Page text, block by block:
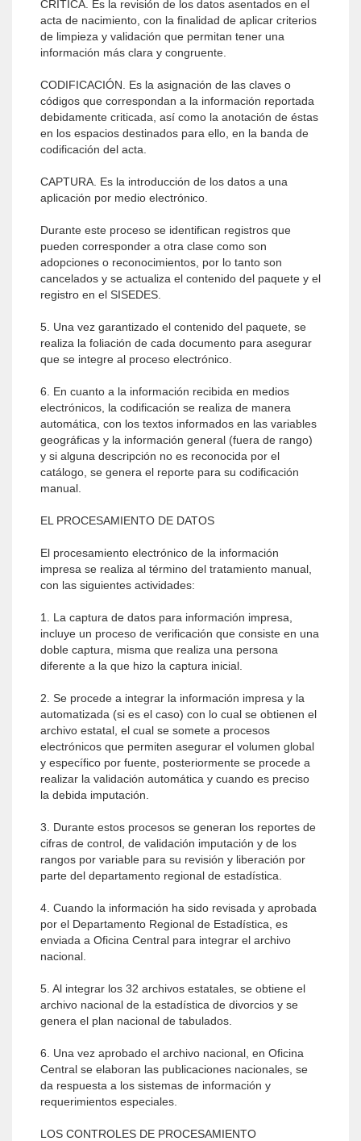
CRÍTICA. Es la revisión de los datos asentados en el
acta de nacimiento, con la finalidad de aplicar criterios
de limpieza y validación que permitan tener una
información más clara y congruente.
CODIFICACIÓN. Es la asignación de las claves o
códigos que correspondan a la información reportada
debidamente criticada, así como la anotación de éstas
en los espacios destinados para ello, en la banda de
codificación del acta.
CAPTURA. Es la introducción de los datos a una
aplicación por medio electrónico.
Durante este proceso se identifican registros que
pueden corresponder a otra clase como son
adopciones o reconocimientos, por lo tanto son
cancelados y se actualiza el contenido del paquete y el
registro en el SISEDES.
5. Una vez garantizado el contenido del paquete, se
realiza la foliación de cada documento para asegurar
que se integre al proceso electrónico.
6. En cuanto a la información recibida en medios
electrónicos, la codificación se realiza de manera
automática, con los textos informados en las variables
geográficas y la información general (fuera de rango)
y si alguna descripción no es reconocida por el
catálogo, se genera el reporte para su codificación
manual.
EL PROCESAMIENTO DE DATOS
El procesamiento electrónico de la información
impresa se realiza al término del tratamiento manual,
con las siguientes actividades:
1. La captura de datos para información impresa,
incluye un proceso de verificación que consiste en una
doble captura, misma que realiza una persona
diferente a la que hizo la captura inicial.
2. Se procede a integrar la información impresa y la
automatizada (si es el caso) con lo cual se obtienen el
archivo estatal, el cual se somete a procesos
electrónicos que permiten asegurar el volumen global
y específico por fuente, posteriormente se procede a
realizar la validación automática y cuando es preciso
la debida imputación.
3. Durante estos procesos se generan los reportes de
cifras de control, de validación imputación y de los
rangos por variable para su revisión y liberación por
parte del departamento regional de estadística.
4. Cuando la información ha sido revisada y aprobada
por el Departamento Regional de Estadística, es
enviada a Oficina Central para integrar el archivo
nacional.
5. Al integrar los 32 archivos estatales, se obtiene el
archivo nacional de la estadística de divorcios y se
genera el plan nacional de tabulados.
6. Una vez aprobado el archivo nacional, en Oficina
Central se elaboran las publicaciones nacionales, se
da respuesta a los sistemas de información y
requerimientos especiales.
LOS CONTROLES DE PROCESAMIENTO